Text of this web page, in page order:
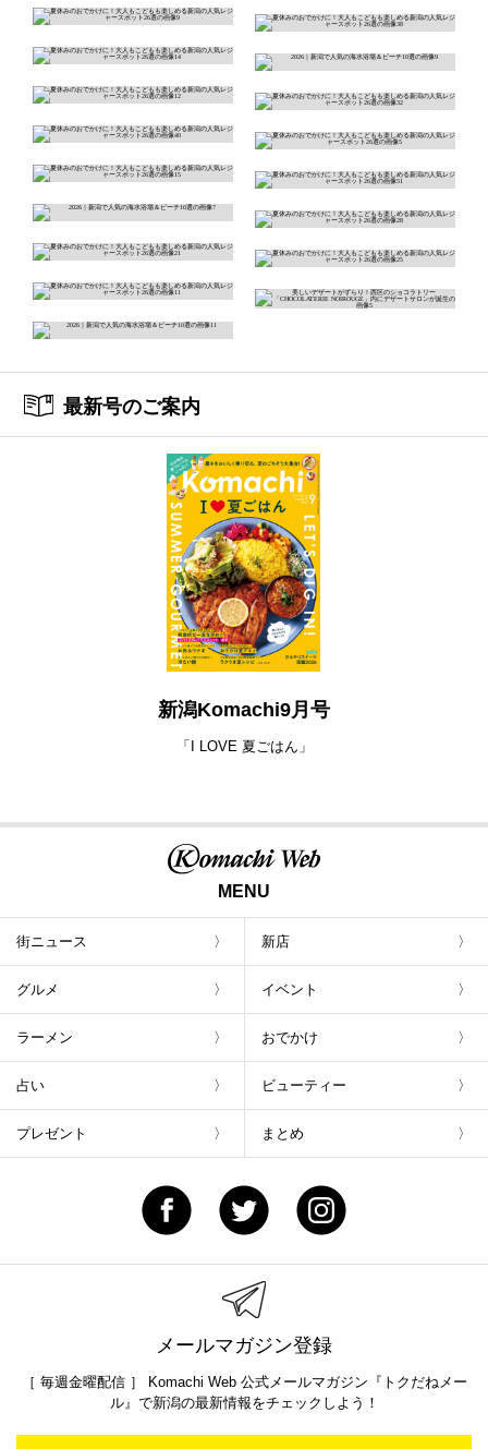
最新号のご案内
新潟Komachi9月号
「I LOVE 夏ごはん」
MENU
街ニュース 新店
グルメ イベント
ラーメン おでかけ
占い ビューティー
プレゼント まとめ
メールマガジン登録
［ 毎週金曜配信 ］ Komachi Web 公式メールマガジン『トクだねメー
ル』で新潟の最新情報をチェックしよう！